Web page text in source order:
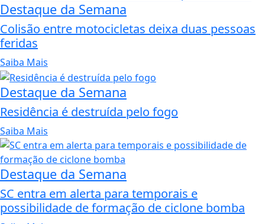
Destaque da Semana
Colisão entre motocicletas deixa duas pessoas
feridas
Saiba Mais
Destaque da Semana
Residência é destruída pelo fogo
Saiba Mais
Destaque da Semana
SC entra em alerta para temporais e
possibilidade de formação de ciclone bomba